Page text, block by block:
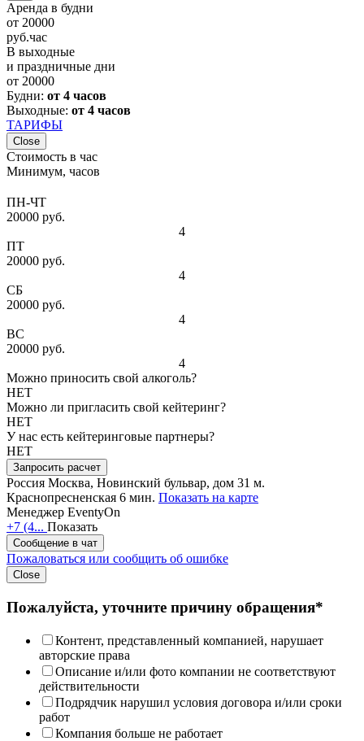
Аренда в будни
от 20000
руб.час
В выходные
и праздничные дни
от 20000
Будни: от 4 часов
Выходные: от 4 часов
ТАРИФЫ
Close
Стоимость в час
Минимум, часов
ПН-ЧТ
20000 руб.
4
ПТ
20000 руб.
4
СБ
20000 руб.
4
ВС
20000 руб.
4
Можно приносить свой алкоголь?
НЕТ
Можно ли пригласить свой кейтеринг?
НЕТ
У нас есть кейтеринговые партнеры?
НЕТ
Запросить расчет
Россия Москва, Новинский бульвар, дом 31 м.
Краснопресненская 6 мин. Показать на карте
Менеджер EventyOn
+7 (4... Показать
Сообщение в чат
Пожаловаться или сообщить об ошибке
Close
Пожалуйста, уточните причину обращения*
Контент, представленный компанией, нарушает
авторские права
Описание и/или фото компании не соответствуют
действительности
Подрядчик нарушил условия договора и/или сроки
работ
Компания больше не работает